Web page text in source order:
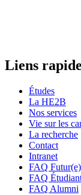
Liens
Études
La HE2B
Nos services
Vie sur les
La recherche
Contact
Intranet
FAQ
FAQ
FAQ Alumni